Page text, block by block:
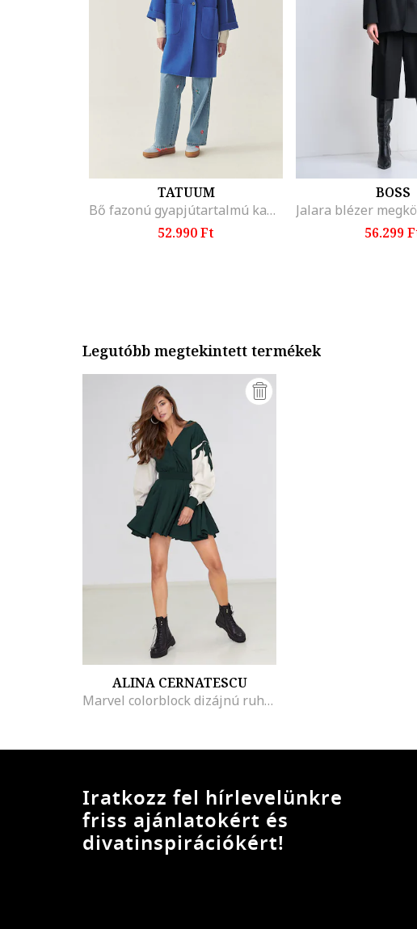
TATUUM
Bő fazonú gyapjútartalmú kabát, Királykék
52.990 Ft
BOSS
56.299
Legutóbb megtekintett termékek
ALINA CERNATESCU
Marvel colorblock dizájnú ruha megkötővel a derékrészen, Sötétzöld/Törtfehér
Iratkozz fel hírlevelünkre
friss ajánlatokért és
divatinspirációkért!